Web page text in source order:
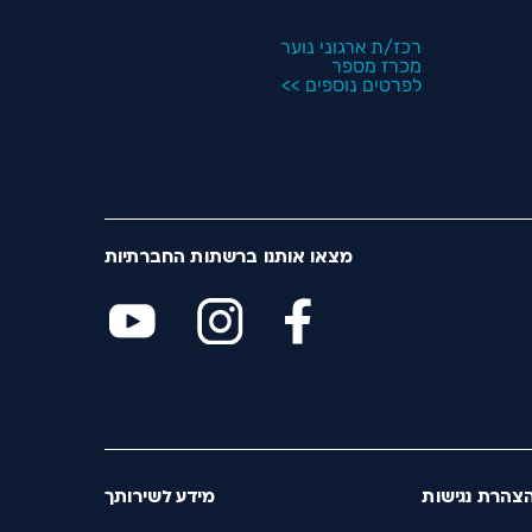
רכז/ת ארגוני נוער
מכרז מספר
לפרטים נוספים >>
מצאו אותנו ברשתות החברתיות
נגישות מידע לשירותך